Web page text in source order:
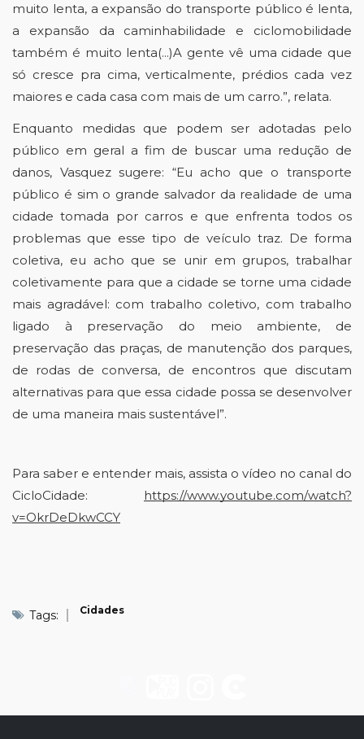
muito lenta, a expansão do transporte público é lenta,
a expansão da caminhabilidade e ciclomobilidade
também é muito lenta(...)A gente vê uma cidade que
só cresce pra cima, verticalmente, prédios cada vez
maiores e cada casa com mais de um carro.”, relata.
Enquanto medidas que podem ser adotadas pelo
público em geral a fim de buscar uma redução de
danos, Vasquez sugere: “Eu acho que o transporte
público é sim o grande salvador da realidade de uma
cidade tomada por carros e que enfrenta todos os
problemas que esse tipo de veículo traz. De forma
coletiva, eu acho que se unir em grupos, trabalhar
coletivamente para que a cidade se torne uma cidade
mais agradável: com trabalho coletivo, com trabalho
ligado à preservação do meio ambiente, de
preservação das praças, de manutenção dos parques,
de rodas de conversa, de encontros que discutam
alternativas para que essa cidade possa se desenvolver
de uma maneira mais sustentável”.
CicloCidade: https://www.youtube.com/watch?
v=OkrDeDkwCCY
Tags: Cidades